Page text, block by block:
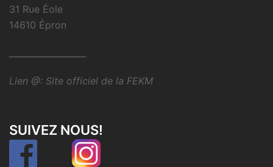
31 Rue Éole
14610 Épron
Lien @: Site officiel de la FEKM
SUIVEZ NOUS!